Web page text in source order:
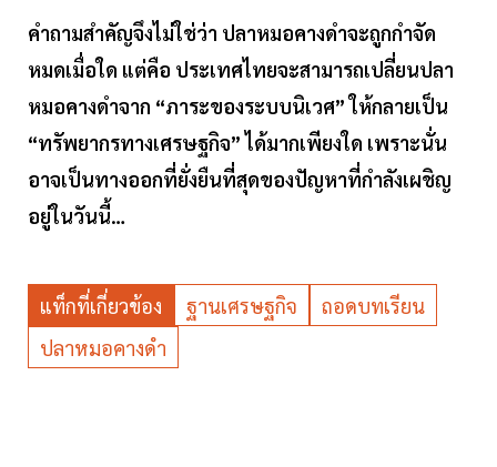
คำถามสำคัญจึงไม่ใช่ว่า ปลาหมอคางดำจะถูกกำจัด
หมดเมื่อใด แต่คือ ประเทศไทยจะสามารถเปลี่ยนปลา
หมอคางดำจาก “ภาระของระบบนิเวศ” ให้กลายเป็น
“ทรัพยากรทางเศรษฐกิจ” ได้มากเพียงใด เพราะนั่น
อาจเป็นทางออกที่ยั่งยืนที่สุดของปัญหาที่กำลังเผชิญ
อยู่ในวันนี้…
แท็กที่เกี่ยวข้อง ฐานเศรษฐกิจ
ถอดบทเรียน
ปลาหมอคางดำ